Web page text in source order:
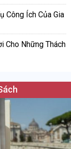
Công Ích Của Gia
Cho Những Thách